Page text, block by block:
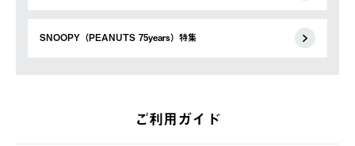
SNOOPY（PEANUTS 75years）特集
ご利用ガイド